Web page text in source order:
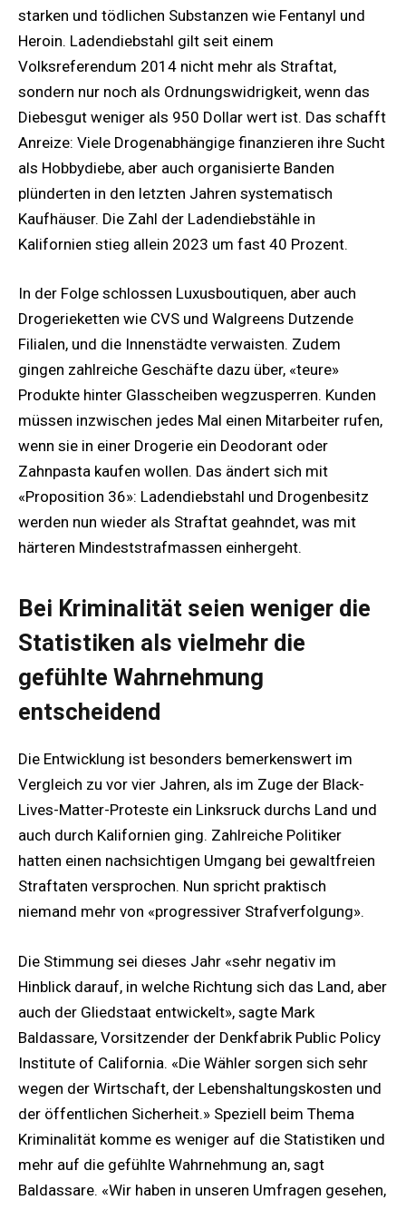
starken und tödlichen Substanzen wie Fentanyl und
Heroin. Ladendiebstahl gilt seit einem
Volksreferendum 2014 nicht mehr als Straftat,
sondern nur noch als Ordnungswidrigkeit, wenn das
Diebesgut weniger als 950 Dollar wert ist. Das schafft
Anreize: Viele Drogenabhängige finanzieren ihre Sucht
als Hobbydiebe, aber auch organisierte Banden
plünderten in den letzten Jahren systematisch
Kaufhäuser. Die Zahl der Ladendiebstähle in
Kalifornien stieg allein 2023 um fast 40 Prozent.
In der Folge schlossen Luxusboutiquen, aber auch
Drogerieketten wie CVS und Walgreens Dutzende
Filialen, und die Innenstädte verwaisten. Zudem
gingen zahlreiche Geschäfte dazu über, «teure»
Produkte hinter Glasscheiben wegzusperren. Kunden
müssen inzwischen jedes Mal einen Mitarbeiter rufen,
wenn sie in einer Drogerie ein Deodorant oder
Zahnpasta kaufen wollen. Das ändert sich mit
«Proposition 36»: Ladendiebstahl und Drogenbesitz
werden nun wieder als Straftat geahndet, was mit
härteren Mindeststrafmassen einhergeht.
Bei Kriminalität seien weniger die
Statistiken als vielmehr die
gefühlte Wahrnehmung
entscheidend
Die Entwicklung ist besonders bemerkenswert im
Vergleich zu vor vier Jahren, als im Zuge der Black-
Lives-Matter-Proteste ein Linksruck durchs Land und
auch durch Kalifornien ging. Zahlreiche Politiker
hatten einen nachsichtigen Umgang bei gewaltfreien
Straftaten versprochen. Nun spricht praktisch
niemand mehr von «progressiver Strafverfolgung».
Die Stimmung sei dieses Jahr «sehr negativ im
Hinblick darauf, in welche Richtung sich das Land, aber
auch der Gliedstaat entwickelt», sagte Mark
Baldassare, Vorsitzender der Denkfabrik Public Policy
Institute of California. «Die Wähler sorgen sich sehr
wegen der Wirtschaft, der Lebenshaltungskosten und
der öffentlichen Sicherheit.» Speziell beim Thema
Kriminalität komme es weniger auf die Statistiken und
mehr auf die gefühlte Wahrnehmung an, sagt
Baldassare. «Wir haben in unseren Umfragen gesehen,